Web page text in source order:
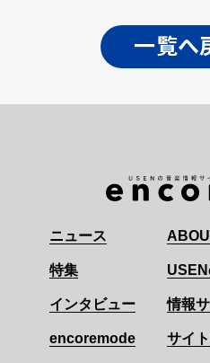
一覧へ
ニュース
特集
インタビュー
encoremode
情報
サイ